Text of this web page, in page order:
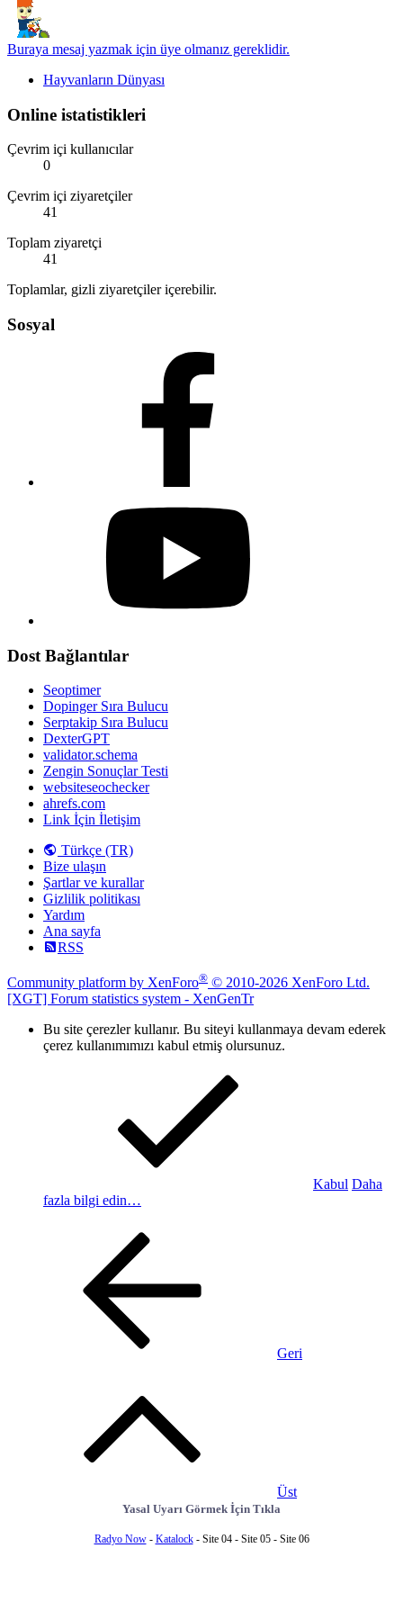
Buraya mesaj yazmak için üye olmanız gereklidir.
Hayvanların Dünyası
Online istatistikleri
Çevrim içi kullanıcılar
0
Çevrim içi ziyaretçiler
41
Toplam ziyaretçi
41
Toplamlar, gizli ziyaretçiler içerebilir.
Sosyal
Dost Bağlantılar
Seoptimer
Dopinger Sıra Bulucu
Serptakip Sıra Bulucu
DexterGPT
validator.schema
Zengin Sonuçlar Testi
websiteseochecker
ahrefs.com
Link İçin İletişim
Türkçe (TR)
Bize ulaşın
Şartlar ve kurallar
Gizlilik politikası
Yardım
Ana sayfa
RSS
Community platform by XenForo® © 2010-2026 XenForo Ltd.
[XGT] Forum statistics system - XenGenTr
Bu site çerezler kullanır. Bu siteyi kullanmaya devam ederek
çerez kullanımımızı kabul etmiş olursunuz.
Kabul Daha
fazla bilgi edin…
Geri
Üst
Yasal Uyarı Görmek İçin Tıkla
Radyo Now- Katalock- Site 04 - Site 05 - Site 06